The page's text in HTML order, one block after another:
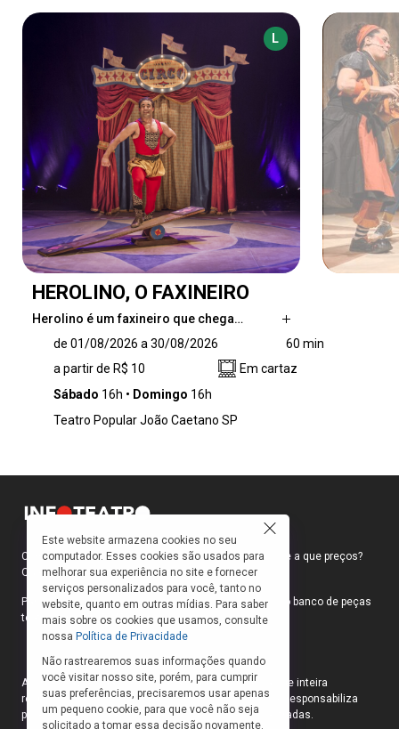
L
HEROLINO, O FAXINEIRO
Herolino é um faxineiro que chega…
primeiro dia de trabalho em um lugar muito
diferente de todos os outros: um circo. Ao
perceber que está sozinho no picadeiro, deixa
vassouras, espanadores e baldes, passa a
objetos comuns do dia a dia.
de 01/08/2026 a 30/08/2026
60 min
a partir de R$ 10
Em cartaz
Sábado 16h Domingo 16h
Teatro Popular João Caetano SP
Como faço para ir ao teatro? Onde compro ingressos e a que preços?
Quais peças estão em cartaz?
Para responder a essas e outras perguntas, criamos o banco de peças
teatrais do INFOTEATRO.
As informações das peças cadastradas no site são de inteira
responsabilidade das produções. O Infoteatro não se responsabiliza
pela atualização das informações das peças cadastradas.
Este website armazena cookies no seu
computador. Esses cookies são usados para
melhorar sua experiência no site e fornecer
serviços personalizados para você, tanto no
website, quanto em outras mídias. Para saber
mais sobre os cookies que usamos, consulte
nossa Política de Privacidade
Não rastrearemos suas informações quando
você visitar nosso site, porém, para cumprir
suas preferências, precisaremos usar apenas
um pequeno cookie, para que você não seja
solicitado a tomar essa decisão novamente.